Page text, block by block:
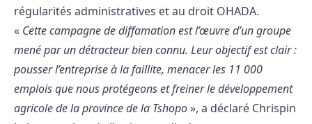
régularités administratives et au droit OHADA.
« Cette campagne de diffamation est l’œuvre d’un groupe
mené par un détracteur bien connu. Leur objectif est clair :
pousser l’entreprise à la faillite, menacer les 11 000
emplois que nous protégeons et freiner le développement
agricole de la province de la Tshopo», a déclaré Chrispin